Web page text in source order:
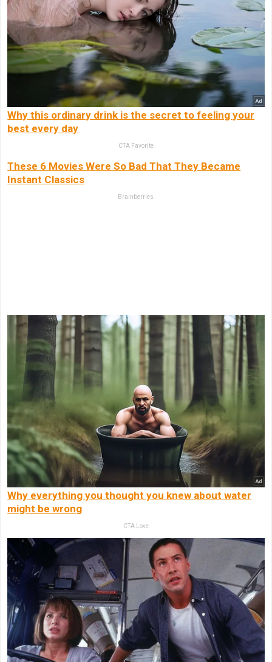
Why this ordinary drink is the secret to feeling your
best every day
CTA Favorite
These 6 Movies Were So Bad That They Became
Instant Classics
Brainberries
Why everything you thought you knew about water
might be wrong
CTA Love